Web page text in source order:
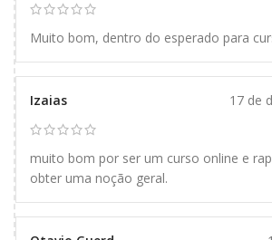
Muito bom, dentro do esperado para
Izaias 17 de
muito bom por ser um curso online e
obter uma noção geral.